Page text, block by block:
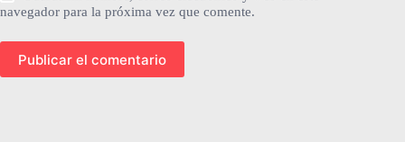
navegador para la próxima vez que comente.
Publicar el comentario